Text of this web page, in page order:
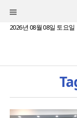
2026년 08월 08일 토요일